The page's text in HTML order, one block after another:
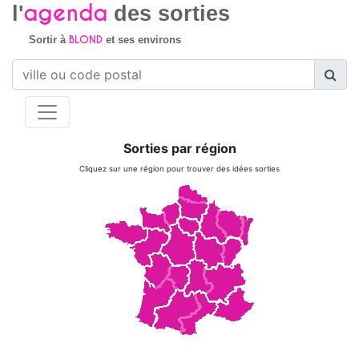
l'agenda des sorties
Sortir à BLONDet ses environs
Sorties par région
Cliquez sur une région pour trouver des idées sorties